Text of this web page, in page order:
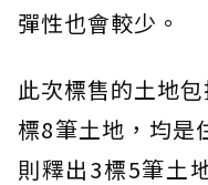
彈性也會較少。
此次標售的土地
標8筆土地，均是
則釋出3標5筆土